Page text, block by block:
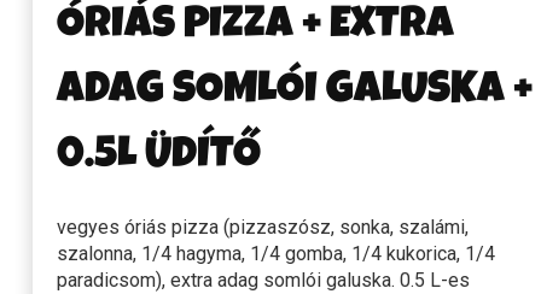
ÓRIÁS PIZZA + EXTRA
ADAG SOMLÓI GALUSKA +
0.5L ÜDÍTŐ
vegyes óriás pizza (pizzaszósz, sonka, szalámi,
szalonna, 1/4 hagyma, 1/4 gomba, 1/4 kukorica, 1/4
paradicsom), extra adag somlói galuska. 0.5 L-es